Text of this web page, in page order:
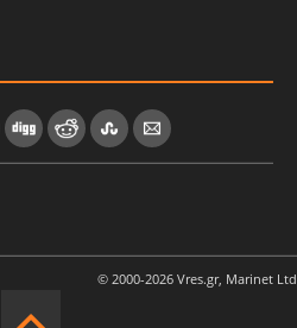
© 2000-2026 Vres.gr, Marinet Ltd